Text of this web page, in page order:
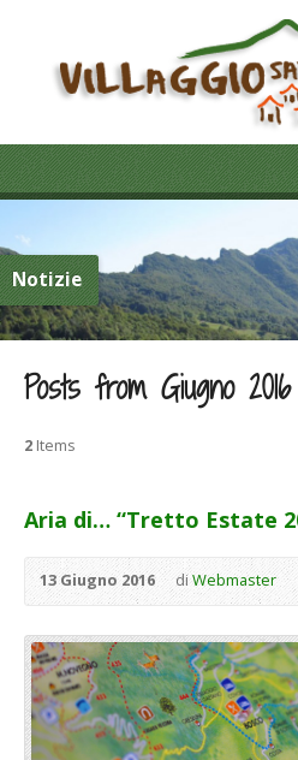
Notizie
Posts from Giugno 2016
2 Items
Aria di… “Tretto Estate
13 Giugno 2016 diWebmaster